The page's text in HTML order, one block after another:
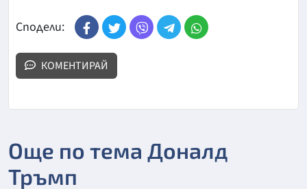
Сподели:
КОМЕНТИРАЙ
Още по тема Доналд
Тръмп